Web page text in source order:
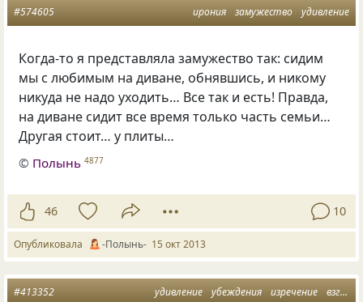
ирония замужество удивление
#574605
Когда-то я представляла замужество так: сидим
мы с любимым на диване, обнявшись, и никому
никуда не надо уходить… Все так и есть! Правда,
на диване сидит все время только часть семьи…
Другая стоит… у плиты…
© Полынь 4877
46 10
Опубликовала -Полынь- 15 окт 2013
удивление убеждения изречение взгляды
#413352